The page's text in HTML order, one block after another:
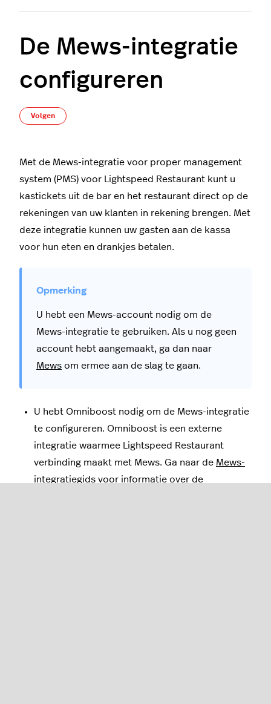
De Mews-integratie
configureren
Volgen
Met de Mews-integratie voor proper management
system (PMS) voor Lightspeed Restaurant kunt u
kastickets uit de bar en het restaurant direct op de
rekeningen van uw klanten in rekening brengen. Met
deze integratie kunnen uw gasten aan de kassa
voor hun eten en drankjes betalen.
U hebt een Mews-account nodig om de
Mews-integratie te gebruiken. Als u nog geen
account hebt aangemaakt, ga dan naar
Mews om ermee aan de slag te gaan.
U hebt Omniboost nodig om de Mews-integratie
te configureren. Omniboost is een externe
integratie waarmee Lightspeed Restaurant
verbinding maakt met Mews. Ga naar de Mews-
integratiegids voor informatie over de